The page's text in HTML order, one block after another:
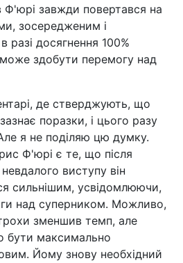
Ф'юрі завжди повертався на
зосередженим і
досягнення 100%
здобути перемогу над
де стверджують, що
поразки, і цього разу
я не поділяю цю думку.
Ф'юрі є те, що після
виступу він
сильнішим, усвідомлюючи,
над суперником. Можливо,
зменшив темп, але
бути максимально
Йому знову необхідний